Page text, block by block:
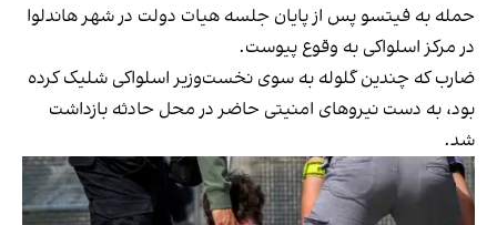
حمله به فیتسو پس از پایان جلسه هیات دولت در شهر هاندلوا
در مرکز اسلواکی به وقوع پیوست.
ضارب که چندین گلوله به سوی نخست‌وزیر اسلواکی شلیک کرده
بود، به دست نیروهای امنیتی حاضر در محل حادثه بازداشت
شد.